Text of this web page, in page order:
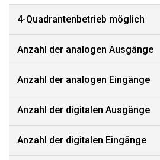
4-Quadrantenbetrieb möglich
Anzahl der analogen Ausgänge
Anzahl der analogen Eingänge
Anzahl der digitalen Ausgänge
Anzahl der digitalen Eingänge